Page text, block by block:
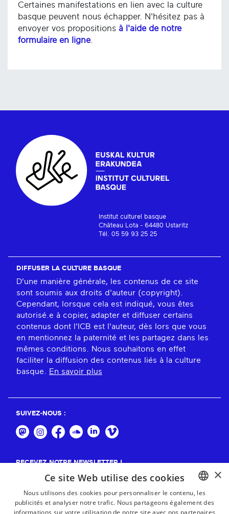
Certaines manifestations en lien avec la culture
basque peuvent nous échapper. N'hésitez pas à
envoyer vos propositions à l'aide de notre
formulaire en ligne.
Institut culturel basque
Château Lota - 64480 Ustaritz
Tél. 05 59 93 25 25
DIFFUSER LA CULTURE BASQUE
D'une manière générale, les contenus de ce site
sont soumis aux droits d'auteur (copyright).
Cependant, lorsque cela est indiqué, vous êtes
autorisé.e à copier, adapter et diffuser certains
contenus dont l'ICB est l'auteur, dès lors que vous
en mentionnez la paternité et les partagez dans les
mêmes conditions. Nous souhaitons en effet
faciliter la diffusion des contenus liés à la culture
basque.
En savoir plus
SUIVEZ-NOUS :
RECEVEZ NOTRE NEWSLETTER !
BASQUE
×
Ce site Web utilise des cookies
Nous utilisons des cookies pour personnaliser le contenu, les
publicités et analyser notre trafic. Nous partageons également des
informations sur votre utilisation de notre site avec nos partenaires